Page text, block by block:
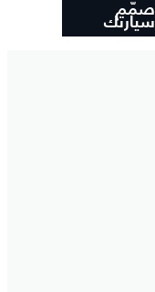
صمّم
سيارتك